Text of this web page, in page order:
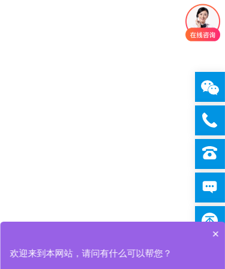
×
欢迎来到本网站，请问有什么可以帮您？